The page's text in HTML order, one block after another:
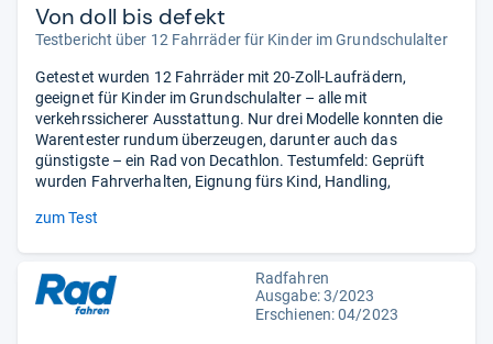
Von doll bis defekt
Testbericht über 12 Fahrräder für Kinder im Grundschulalter
Getestet wurden 12 Fahrräder mit 20-Zoll-Laufrädern,
geeignet für Kinder im Grundschulalter – alle mit
verkehrssicherer Ausstattung. Nur drei Modelle konnten die
Warentester rundum überzeugen, darunter auch das
günstigste – ein Rad von Decathlon. Testumfeld: Geprüft
wurden Fahrverhalten, Eignung fürs Kind, Handling,
zum Test
Radfahren
Ausgabe: 3/2023
Erschienen: 04/2023